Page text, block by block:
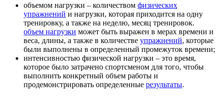
объемом нагрузки – количеством физических
упражнений и нагрузки, которая приходится на одну
тренировку, а также на неделю, месяц тренировок.
объем нагрузки может быть выражен в мерах времени и
веса, длины, а также в количестве упражнений, которые
были выполнены в определенный промежуток времени;
интенсивностью физической нагрузки – это время,
которое было затрачено спортсменом для того, чтобы
выполнить конкретный объем работы и
продемонстрировать определенные результаты.